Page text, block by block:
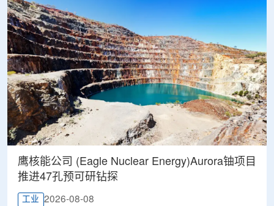
鹰核能公司 (Eagle Nuclear Energy)Aurora铀项目
推进47孔预可研钻探
工业 2026-08-08